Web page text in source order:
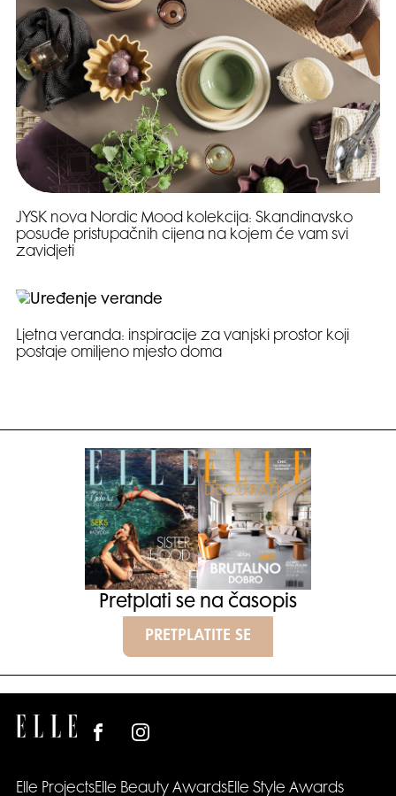
JYSK nova Nordic Mood kolekcija: Skandinavsko
posuđe pristupačnih cijena na kojem će vam svi
zavidjeti
Ljetna veranda: inspiracije za vanjski prostor koji
postaje omiljeno mjesto doma
Pretplati se na časopis
PRETPLATITE SE
Elle ProjectsElle Beauty AwardsElle Style Awards